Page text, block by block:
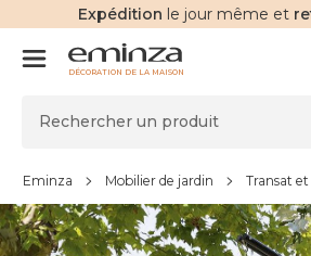
Expédition le jour même et
DÉCORATION DE LA MAISON
Eminza Mobilier de jardin Transat